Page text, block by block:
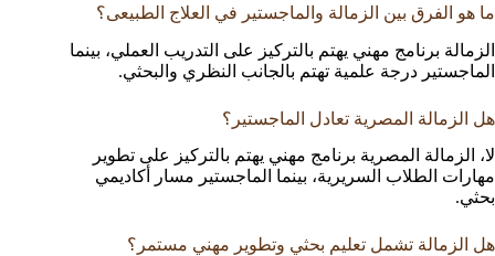
ما هو الفرق بين الزمالة والماجستير في العلاج الطبيعى؟
الزمالة برنامج مهني يهتم بالتركيز على التدريب العملي، بينما
الماجستير درجة علمية تهتم بالجانب النظري والبحثي.
هل الزمالة المصرية تعادل الماجستير؟
لا، الزمالة المصرية برنامج مهني يهتم بالتركيز على تطوير
مهارات الطلاب السريرية، بينما الماجستير مسار أكاديمي
بحثي.
هل الزمالة تشمل تعليم بحثي وتطوير مهني مستمر؟